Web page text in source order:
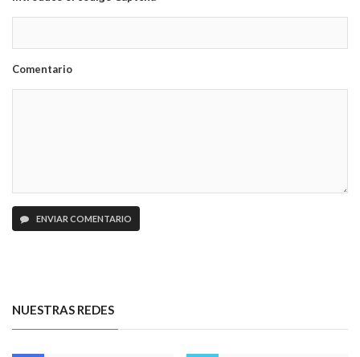
Comentario
ENVIAR COMENTARIO
NUESTRAS REDES